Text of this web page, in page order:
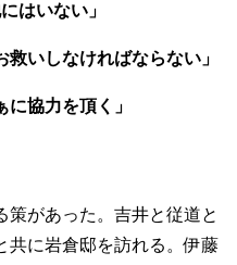
はいない」
救いしなければならない」
に協力を頂く」
策があった。吉井と従道と
共に岩倉邸を訪れる。伊藤